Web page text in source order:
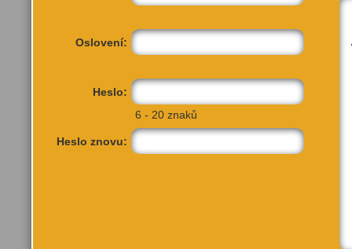
VÍCE
Oslovení:
Heslo:
6 - 20 znaků
Heslo znovu: